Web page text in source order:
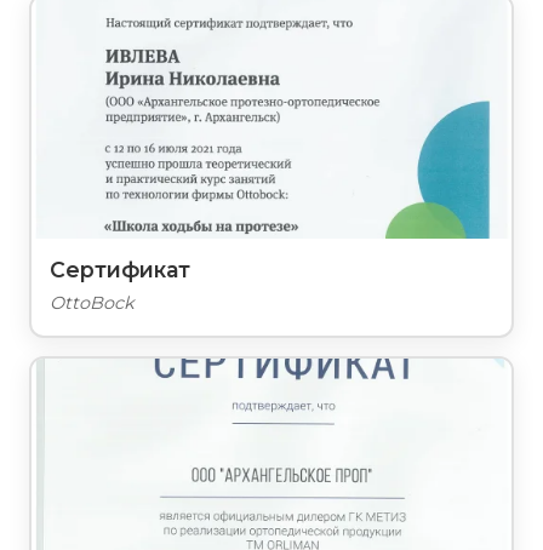
Сертификат
OttoBock